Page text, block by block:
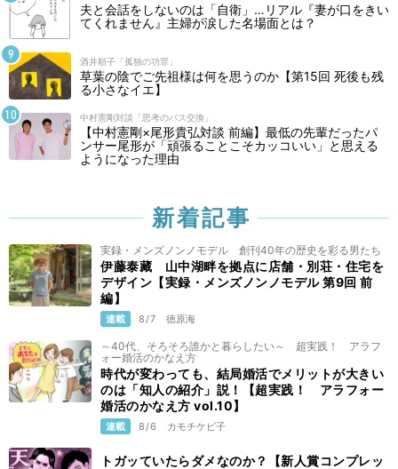
夫と会話をしないのは「自衛」…リアル『妻が口をきい
てくれません』主婦が涙した名場面とは？
酒井順子「孤独の功罪」
草葉の陰でご先祖様は何を思うのか【第15回 死後も残
る小さなイエ】
中村憲剛対談「思考のパス交換」
【中村憲剛×尾形貴弘対談 前編】最低の先輩だったパ
ンサー尾形が「頑張ることこそカッコいい」と思える
ようになった理由
新着記事
実録・メンズノンノモデル 創刊40年の歴史を彩る男たち
伊藤泰藏 山中湖畔を拠点に店舗・別荘・住宅を
デザイン【実録・メンズノンノモデル 第9回 前
編】
連載 8/7 徳原海
～40代、そろそろ誰かと暮らしたい～ 超実践！ アラフ
ォー婚活のかなえ方
時代が変わっても、結局婚活でメリットが大きい
のは「知人の紹介」説！【超実践！ アラフォー
婚活のかなえ方 vol.10】
連載 8/6 カモチケビ子
トガッていたらダメなのか？【新人賞コンプレッ